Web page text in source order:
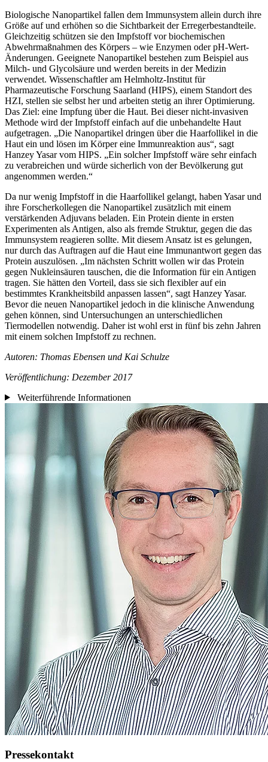
Biologische Nanopartikel fallen dem Immunsystem allein durch ihre
Größe auf und erhöhen so die Sichtbarkeit der Erregerbestandteile.
Gleichzeitig schützen sie den Impfstoff vor biochemischen
Abwehrmaßnahmen des Körpers – wie Enzymen oder pH-Wert-
Änderungen. Geeignete Nanopartikel bestehen zum Beispiel aus
Milch- und Glycolsäure und werden bereits in der Medizin
verwendet. Wissenschaftler am Helmholtz-Institut für
Pharmazeutische Forschung Saarland (HIPS), einem Standort des
HZI, stellen sie selbst her und arbeiten stetig an ihrer Optimierung.
Das Ziel: eine Impfung über die Haut. Bei dieser nicht-invasiven
Methode wird der Impfstoff einfach auf die unbehandelte Haut
aufgetragen. „Die Nanopartikel dringen über die Haarfollikel in die
Haut ein und lösen im Körper eine Immunreaktion aus“, sagt
Hanzey Yasar vom HIPS. „Ein solcher Impfstoff wäre sehr einfach
zu verabreichen und würde sicherlich von der Bevölkerung gut
angenommen werden.“
Da nur wenig Impfstoff in die Haarfollikel gelangt, haben Yasar und
ihre Forscherkollegen die Nanopartikel zusätzlich mit einem
verstärkenden Adjuvans beladen. Ein Protein diente in ersten
Experimenten als Antigen, also als fremde Struktur, gegen die das
Immunsystem reagieren sollte. Mit diesem Ansatz ist es gelungen,
nur durch das Auftragen auf die Haut eine Immunantwort gegen das
Protein auszulösen. „Im nächsten Schritt wollen wir das Protein
gegen Nukleinsäuren tauschen, die die Information für ein Antigen
tragen. Sie hätten den Vorteil, dass sie sich flexibler auf ein
bestimmtes Krankheitsbild anpassen lassen“, sagt Hanzey Yasar.
Bevor die neuen Nanopartikel jedoch in die klinische Anwendung
gehen können, sind Untersuchungen an unterschiedlichen
Tiermodellen notwendig. Daher ist wohl erst in fünf bis zehn Jahren
mit einem solchen Impfstoff zu rechnen.
Autoren: Thomas Ebensen und Kai Schulze
Veröffentlichung: Dezember 2017
Weiterführende Informationen
Pressekontakt